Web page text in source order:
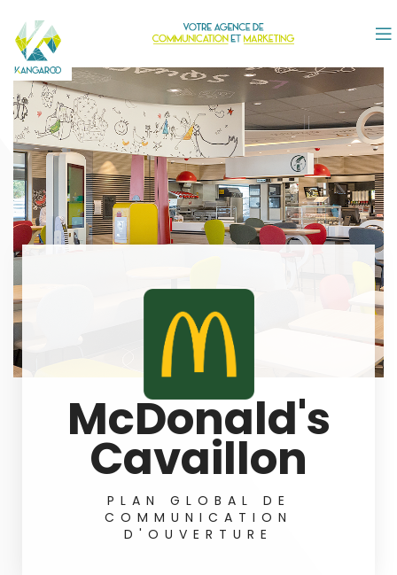
McDonald's
Cavaillon
PLAN GLOBAL DE
COMMUNICATION
D'OUVERTURE